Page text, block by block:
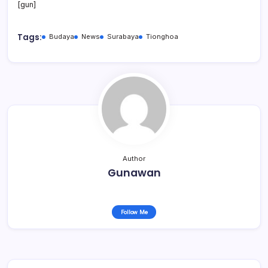
[gun]
Tags: Budaya News Surabaya Tionghoa
Author
Gunawan
Follow Me